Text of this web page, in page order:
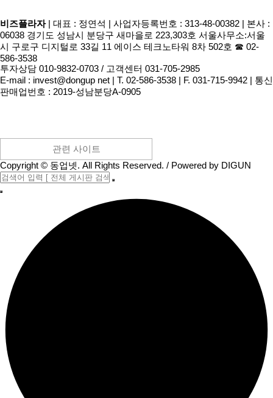
비즈플라자 대표 : 정연석 사업자등록번호 : 313-48-00382
본사 :
06038 경기도 성남시 분당구 새마을로 223,303호 서울사무소:서울
시 구로구 디지털로 33길 11 에이스 테크노타워 8차 502호 ☎ 02-
586-3538
투자상담 010-9832-0703 / 고객센터 031-705-2985
E-mail : invest@dongup net T. 02-586-3538 F. 031-715-9942
통신
판매업번호 : 2019-성남분당A-0905
관련 사이트
Copyright © 동업넷. All Rights Reserved. / Powered by DIGUN